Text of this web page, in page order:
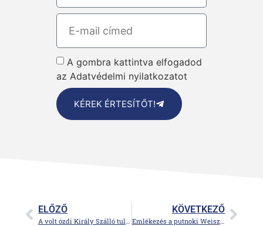
A gombra kattintva elfogadod
az Adatvédelmi nyilatkozatot
KÉREK ÉRTESÍTŐT!
ELŐZŐ KÖVETKEZŐ
Emlékezés a putnoki Weisz családra